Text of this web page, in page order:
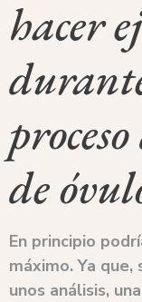
hacer
de
En principio
máximo. Ya
unos análisis,